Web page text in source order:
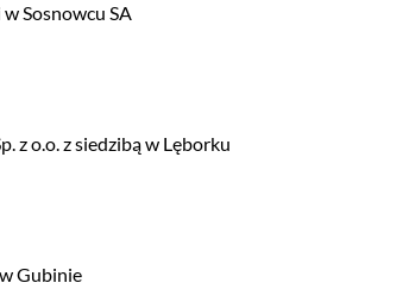
Sosnowcu SA
z o.o. z siedzibą w Lęborku
Gubinie